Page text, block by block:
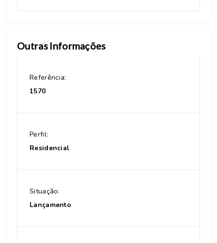
Outras Informações
Referência:
1570
Perfil:
Residencial
Situação:
Lançamento